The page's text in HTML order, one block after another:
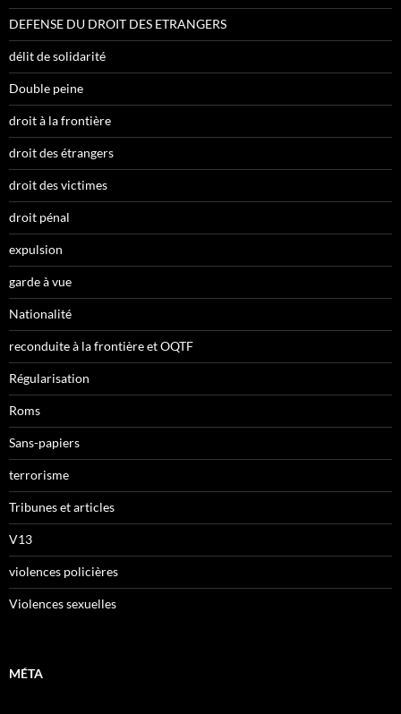
DEFENSE DU DROIT DES ETRANGERS
délit de solidarité
Double peine
droit à la frontière
droit des étrangers
droit des victimes
droit pénal
expulsion
garde à vue
Nationalité
reconduite à la frontière et OQTF
Régularisation
Roms
Sans-papiers
terrorisme
Tribunes et articles
V13
violences policières
Violences sexuelles
MÉTA